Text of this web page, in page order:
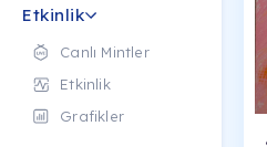
Etkinlik
Canlı Mintler
Etkinlik
Grafikler